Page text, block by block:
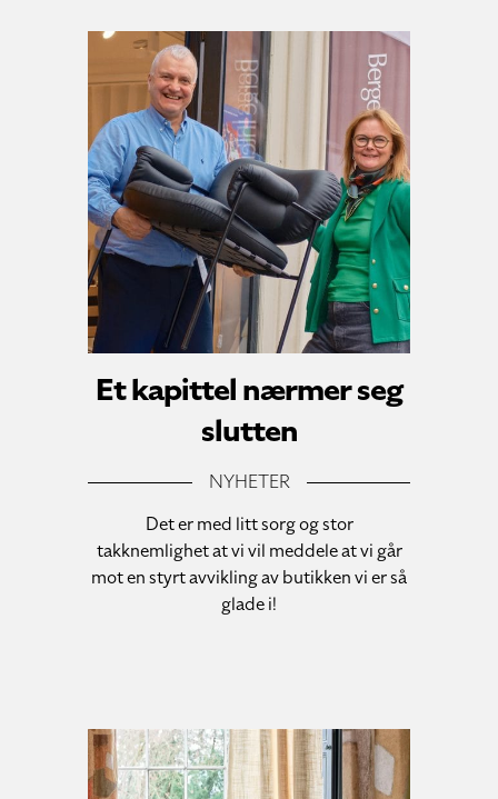
Et kapittel nærmer seg
slutten
NYHETER
Det er med litt sorg og stor
takknemlighet at vi vil meddele at vi går
mot en styrt avvikling av butikken vi er så
glade i!